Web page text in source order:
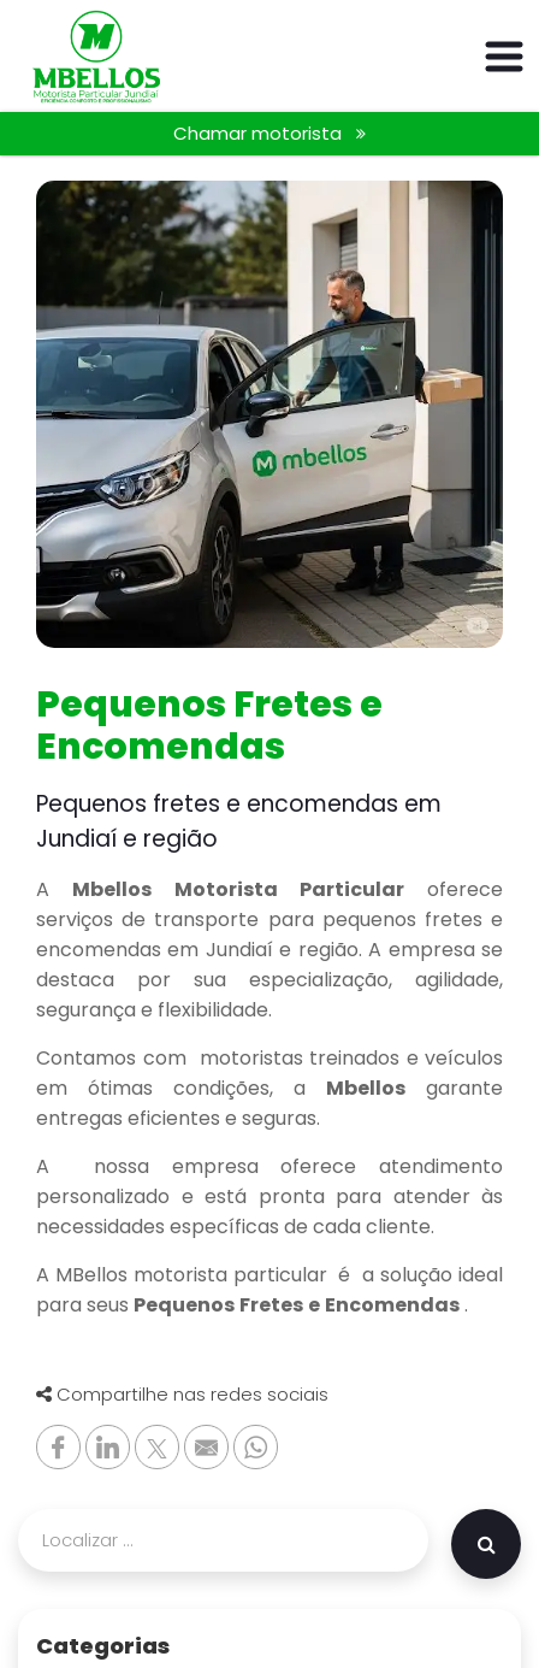
Chamar motorista
Pequenos Fretes e
Encomendas
Pequenos fretes e encomendas em
Jundiaí e região
A Mbellos Motorista Particular oferece
serviços de transporte para pequenos fretes e
encomendas em Jundiaí e região. A empresa se
destaca por sua especialização, agilidade,
segurança e flexibilidade.
Contamos com motoristas treinados e veículos
em ótimas condições, a Mbellos garante
entregas eficientes e seguras.
A nossa empresa oferece atendimento
personalizado e está pronta para atender às
necessidades específicas de cada cliente.
A MBellos motorista particular é a solução ideal
para seus Pequenos Fretes e Encomendas.
Compartilhe nas redes sociais
Categorias